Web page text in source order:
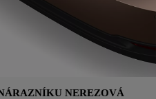
NEREZOVÁ